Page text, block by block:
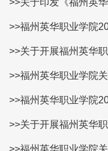
>>关于印发《福州英
>>福州英华职业学院
>>关于开展福州英华
>>福州英华职业学院
>>福州英华职业学院
>>关于开展福州英华
>>福州英华职业学院